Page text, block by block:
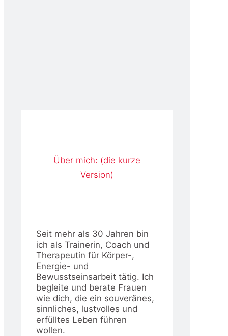
Über mich: (die kurze
Version)
Seit mehr als 30 Jahren bin
ich als Trainerin, Coach und
Therapeutin für Körper-,
Energie- und
Bewusstseinsarbeit tätig. Ich
begleite und berate Frauen
wie dich, die ein souveränes,
sinnliches, lustvolles und
erfülltes Leben führen
wollen.